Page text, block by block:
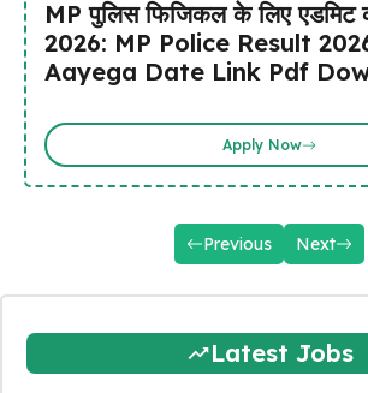
MP पुलिस फिजिकल के लिए एडमिट
2026: MP Police Result
Aayega Date Link Pdf
Apply Now
Previous Next
Latest Jobs